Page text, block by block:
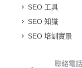
SEO 工具
SEO 知識
SEO 培訓實景
聯絡電